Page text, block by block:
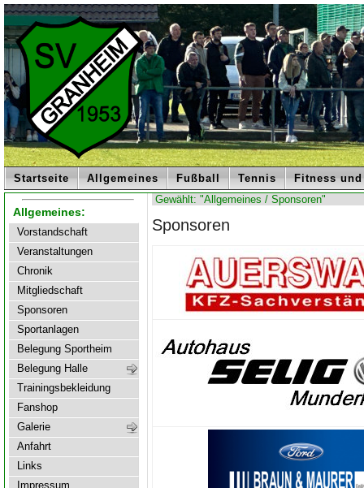
Startseite Allgemeines Fußball Tennis Fitness
Allgemeines:
Vorstandschaft
Veranstaltungen
Chronik
Mitgliedschaft
Sponsoren
Sportanlagen
Belegung Sportheim
Belegung Halle
Trainingsbekleidung
Fanshop
Galerie
Anfahrt
Links
Impressum
Gewählt: "Allgemeines / Sponsoren"
Sponsoren